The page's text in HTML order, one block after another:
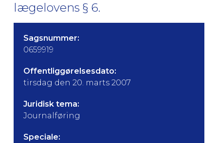
lægelovens § 6.
Sagsnummer:
0659919
Offentliggørelsesdato:
tirsdag den 20. marts 2007
Juridisk tema:
Journalføring
Speciale: